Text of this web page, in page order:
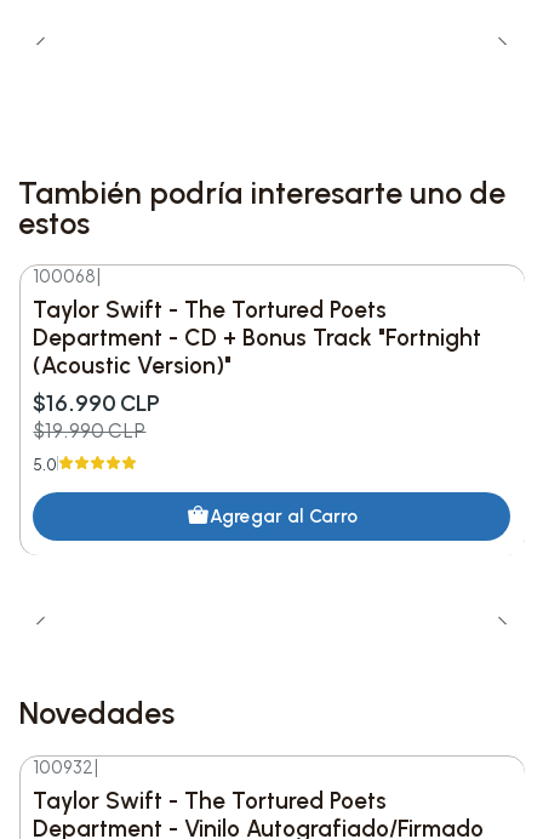
2. The Tortured Poets Department
4. Down Bad
5. So Long, London
6. But Daddy I Love Him
7. Fresh Out The Slammer
8. Florida!!! (feat. Florence + The Machine)
9. Guilty as Sin?
11. I Can Fix Him (No Really I Can)
12. loml
También podría interesarte uno de
estos
-15% DESC.
100068
Taylor Swift - The Tortured Poets
Department - CD + Bonus Track "Fortnight
(Acoustic Version)"
$16.990 CLP
$19.990 CLP
5.0
Agregar al Carro
Novedades
Nuevo
100932
Taylor Swift - The Tortured Poets
Department - Vinilo Autografiado/Firmado